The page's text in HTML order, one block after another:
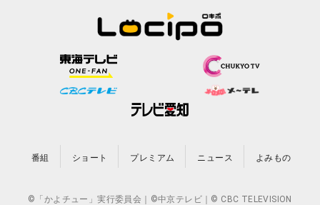
番組 ショート プレミアム ニュース よみもの
©「かよチュー」実行委員会｜©中京テレビ｜© CBC TELEVISION